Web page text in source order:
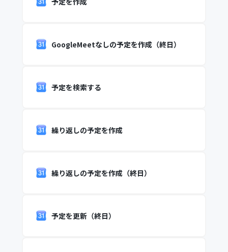
GoogleMeetなしの予定を作成（終日）
予定を検索する
繰り返しの予定を作成
繰り返しの予定を作成（終日）
予定を更新（終日）